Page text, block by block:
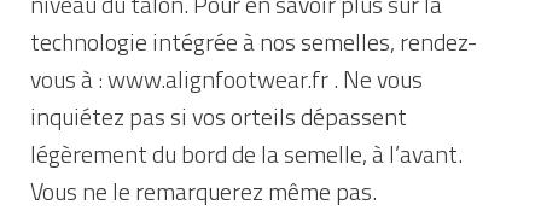
technologie intégrée à nos semelles, rendez-
vous à : www.alignfootwear.fr . Ne vous
inquiétez pas si vos orteils dépassent
légèrement du bord de la semelle, à l’avant.
Vous ne le remarquerez même pas.